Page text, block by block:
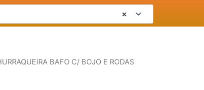
×
BAFO C/ BOJO E RODAS